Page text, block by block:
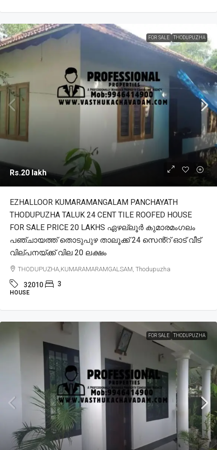
FOR SALE THODUPUZHA
Rs.20 lakh
EZHALLOOR KUMARAMANGALAM PANCHAYATH
THODUPUZHA TALUK 24 CENT TILE ROOFED HOUSE
FOR SALE PRICE 20 LAKHS ഏഴല്ലൂർ കുമാരമംഗലം
പഞ്ചായത്ത് തൊടുപുഴ താലൂക്ക് 24 സെൻ്റ് ഓട് വീട്
വില്പനയ്ക്ക് വില 20 ലക്ഷം
THODUPUZHA,KUMARAMARAMGALSAM, Thodupuzha
32010 3
HOUSE
FOR SALE THODUPUZHA